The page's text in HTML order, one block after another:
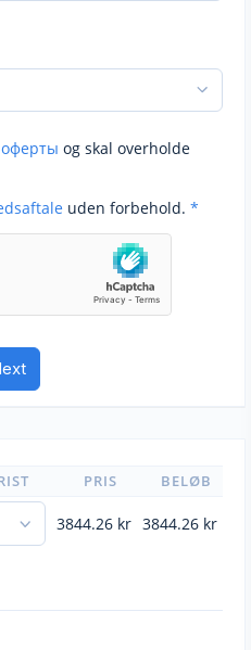
og skal overholde
uden forbehold. *
PRIS BELØB
3844.26 kr 3844.26 kr